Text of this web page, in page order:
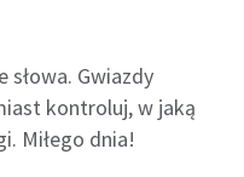
słowa. Gwiazdy
kontroluj, w jaką
Miłego dnia!